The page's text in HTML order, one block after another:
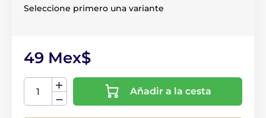
Seleccione primero una variante
49 Mex$
Añadir a la cesta